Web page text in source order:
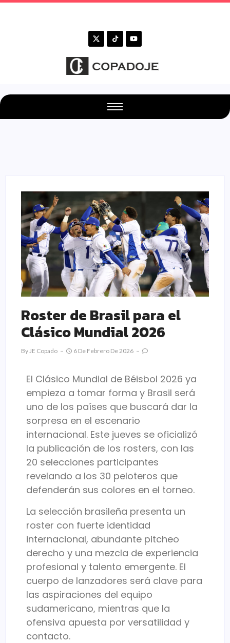
Roster de Brasil para el
Clásico Mundial 2026
ByJE Copado 6 De Febrero De 2026
El Clásico Mundial de Béisbol 2026 ya
empieza a tomar forma y Brasil será
uno de los países que buscará dar la
sorpresa en el escenario
internacional. Este jueves se oficializó
la publicación de los rosters, con las
20 selecciones participantes
revelando a los 30 peloteros que
defenderán sus colores en el torneo.
La selección brasileña presenta un
roster con fuerte identidad
internacional, abundante pitcheo
derecho y una mezcla de experiencia
profesional y talento emergente. El
cuerpo de lanzadores será clave para
las aspiraciones del equipo
sudamericano, mientras que la
ofensiva apuesta por versatilidad y
contacto.